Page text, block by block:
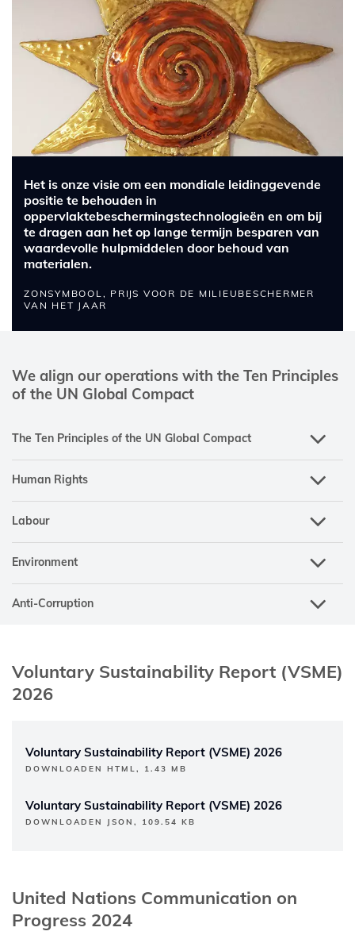
Het is onze visie om een mondiale leidinggevende
positie te behouden in
oppervlaktebeschermingstechnologieën en om bij
te dragen aan het op lange termijn besparen van
waardevolle hulpmiddelen door behoud van
materialen.
ZONSYMBOOL, PRIJS VOOR DE MILIEUBESCHERMER
VAN HET JAAR
We align our operations with the Ten Principles
of the UN Global Compact
The Ten Principles of the UN Global Compact
Human Rights
Labour
Environment
Anti-Corruption
Voluntary Sustainability Report (VSME)
2026
Voluntary Sustainability Report (VSME) 2026
DOWNLOADEN HTML, 1.43 MB
Voluntary Sustainability Report (VSME) 2026
DOWNLOADEN JSON, 109.54 KB
United Nations Communication on
Progress 2024